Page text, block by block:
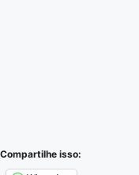
Compartilhe isso: